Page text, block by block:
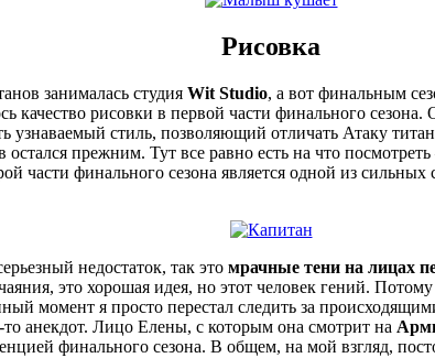
Рисовка
занималась студия Wit Studio, а вот финальным
качество рисовки в первой части финального
узнаваемый стиль, позволяющий отличать Атаку
остался прежним. Тут все равно есть на что
части финального сезона является одной из
недостаток, так это мрачные тени на лицах
это хорошая идея, но этот человек гений. Потому
момент я просто перестал следить за
анекдот. Лицо Елены, с которым она смотрит на
финального сезона. В общем, на мой взгляд,